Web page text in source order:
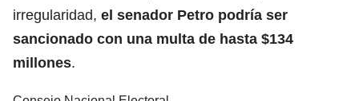
irregularidad, el senador Petro podría ser
sancionado con una multa de hasta $134
millones.